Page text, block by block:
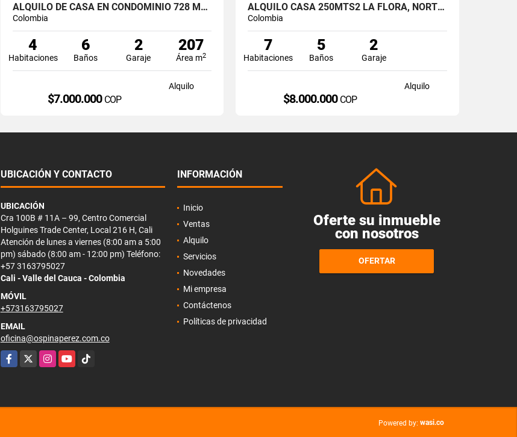
ALQUILO DE CASA EN CONDOMINIO 728 MTRS2 ALFAGUARA, JAMUNDÍ, A-143
Colombia
4
Habitaciones
6
Baños
2
Garaje
207
Área m2
Alquilo
$7.000.000 COP
ALQUILO CASA 250MTS2 LA FLORA, NORTE DE CALI, A-174
Colombia
7
Habitaciones
5
Baños
2
Garaje
Alquilo
$8.000.000 COP
UBICACIÓN Y CONTACTO
UBICACIÓN
Cra 100B # 11A – 99, Centro Comercial
Holguines Trade Center, Local 216 H, Cali
Atención de lunes a viernes (8:00 am a 5:00
pm) sábado (8:00 am - 12:00 pm) Teléfono:
+57 3163795027
Cali - Valle del Cauca - Colombia
MÓVIL
+573163795027
EMAIL
oficina@ospinaperez.com.co
Facebook
X InstagramYouTubeTikTok
INFORMACIÓN
Inicio
Ventas
Alquilo
Servicios
Novedades
Mi empresa
Contáctenos
Políticas de privacidad
Oferte su inmueble
con nosotros
OFERTAR
Powered by: wasi.co